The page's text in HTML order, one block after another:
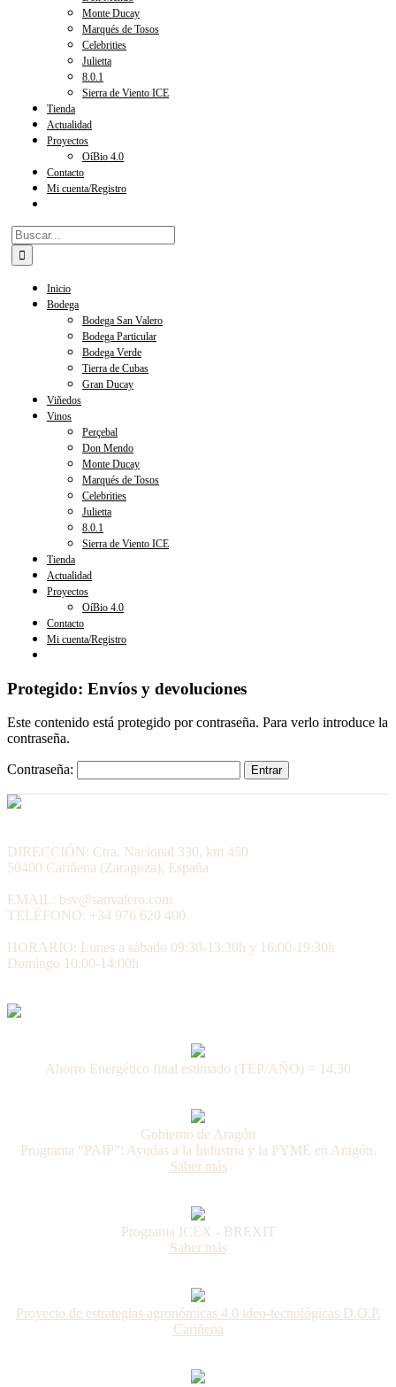
Monte Ducay
Marqués de Tosos
Celebrities
Julietta
8.0.1
Sierra de Viento ICE
Tienda
Actualidad
Proyectos
OíBio 4.0
Contacto
Mi cuenta/Registro
Buscar:
Inicio
Bodega
Bodega San Valero
Bodega Particular
Bodega Verde
Tierra de Cubas
Gran Ducay
Viñedos
Vinos
Perçebal
Don Mendo
Monte Ducay
Marqués de Tosos
Celebrities
Julietta
8.0.1
Sierra de Viento ICE
Tienda
Actualidad
Proyectos
OíBio 4.0
Contacto
Mi cuenta/Registro
Protegido: Envíos y devoluciones
Este contenido está protegido por contraseña. Para verlo introduce la
contraseña.
Contraseña:
DIRECCIÓN: Ctra. Nacional 330, km 450
50400 Cariñena (Zaragoza), España
EMAIL: bsv@sanvalero.com
TELÉFONO: +34 976 620 400
HORARIO: Lunes a sábado 09:30-13:30h y 16:00-19:30h
Domingo 10:00-14:00h
Ahorro Energético final estimado (TEP/AÑO) = 14,30
Gobierno de Aragón
Programa “PAIP”: Ayudas a la Industria y la PYME en Aragón.
Saber más
Programa ICEX - BREXIT
Saber más
Proyecto de estrategias agronómicas 4.0 ideo-tecnológicas D.O.P.
Cariñena